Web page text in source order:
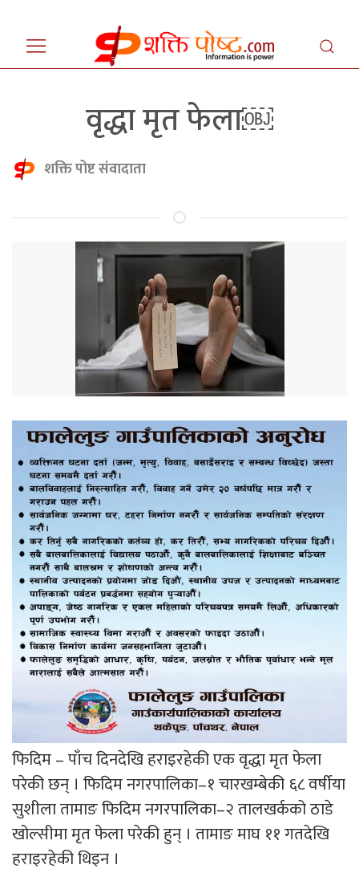
वृद्धा मृत फेला￼
शक्ति पोष्ट संवादाता
फिदिम – पाँच दिनदेखि हराइरहेकी एक वृद्धा मृत फेला
परेकी छन् । फिदिम नगरपालिका–१ चारखम्बेकी ६८ वर्षीया
सुशीला तामाङ फिदिम नगरपालिका–२ तालखर्कको ठाडे
खोल्सीमा मृत फेला परेकी हुन् । तामाङ माघ ११ गतदेखि
हराइरहेकी थिइन ।